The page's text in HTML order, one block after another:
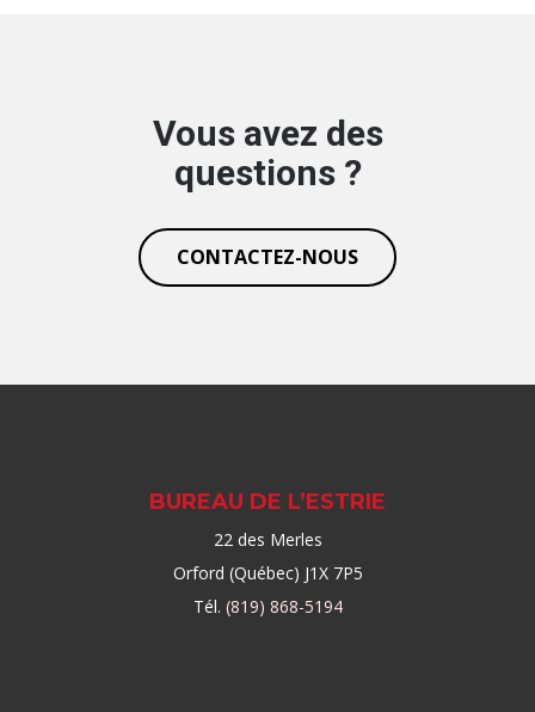
Vous avez des
questions ?
CONTACTEZ-NOUS
BUREAU DE L’ESTRIE
22 des Merles
Orford (Québec) J1X 7P5
Tél. (819) 868-5194